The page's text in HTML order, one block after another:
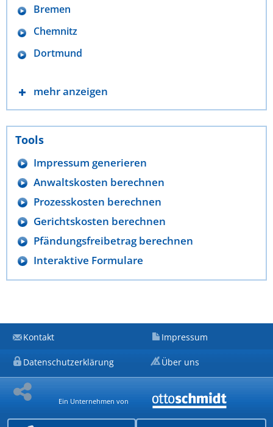
Bremen
Chemnitz
Dortmund
mehr anzeigen
Tools
Impressum generieren
Anwaltskosten berechnen
Prozesskosten berechnen
Gerichtskosten berechnen
Pfändungsfreibetrag berechnen
Interaktive Formulare
Kontakt Impressum
Datenschutzerklärung Über uns
Ein Unternehmen von